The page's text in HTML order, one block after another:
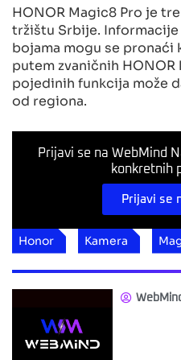
HONOR Magic8 Pro je
tržištu Srbije.
bojama mogu se pronaći
putem zvaničnih
pojedinih funkcija može
od regiona.
Prijavi se na WebMind
konkretnih
Prijavi se
Honor Kamera